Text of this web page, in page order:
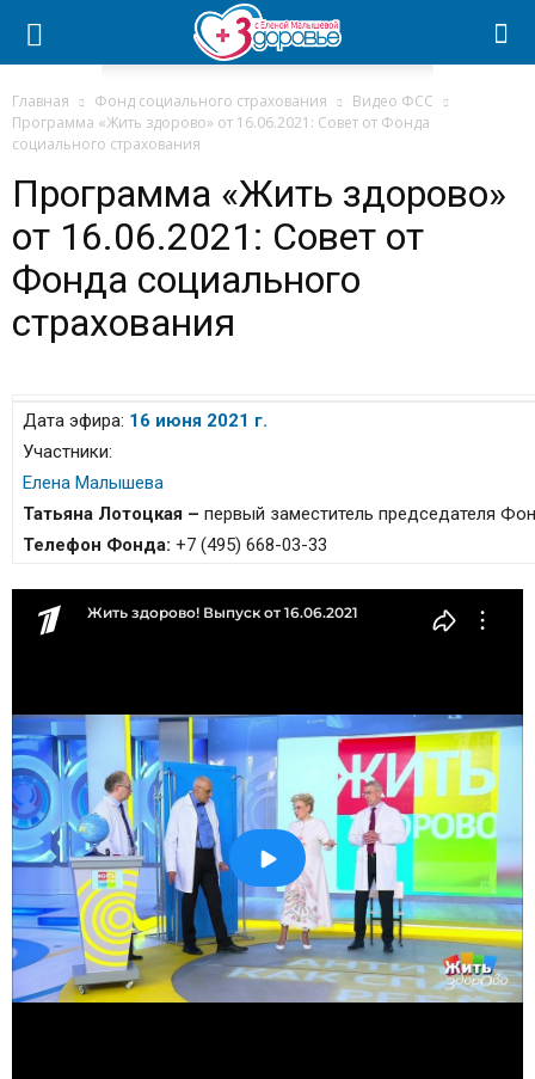
Главная Фонд социального страхования
Видео ФСС
Программа «Жить здорово» от 16.06.2021: Совет от Фонда
социального страхования
Программа «Жить здорово»
от 16.06.2021: Совет от
Фонда социального
страхования
Дата эфира: 16 июня 2021 г.
Участники:
Елена Малышева
Татьяна Лотоцкая – первый заместитель председателя
Телефон Фонда: +7 (495) 668-03-33